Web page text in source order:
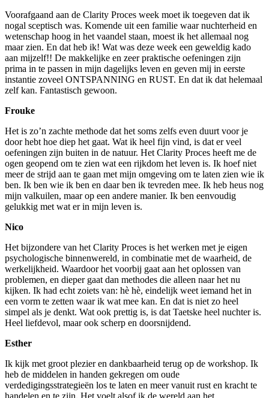
Voorafgaand aan de Clarity Proces week moet ik toegeven dat ik
nogal sceptisch was. Komende uit een familie waar nuchterheid en
wetenschap hoog in het vaandel staan, moest ik het allemaal nog
maar zien. En dat heb ik! Wat was deze week een geweldig kado
aan mijzelf!! De makkelijke en zeer praktische oefeningen zijn
prima in te passen in mijn dagelijks leven en geven mij in eerste
instantie zoveel ONTSPANNING en RUST. En dat ik dat helemaal
zelf kan. Fantastisch gewoon.
Frouke
Het is zo’n zachte methode dat het soms zelfs even duurt voor je
door hebt hoe diep het gaat. Wat ik heel fijn vind, is dat er veel
oefeningen zijn buiten in de natuur. Het Clarity Proces heeft me de
ogen geopend om te zien wat een rijkdom het leven is. Ik hoef niet
meer de strijd aan te gaan met mijn omgeving om te laten zien wie ik
ben. Ik ben wie ik ben en daar ben ik tevreden mee. Ik heb heus nog
mijn valkuilen, maar op een andere manier. Ik ben eenvoudig
gelukkig met wat er in mijn leven is.
Nico
Het bijzondere van het Clarity Proces is het werken met je eigen
psychologische binnenwereld, in combinatie met de waarheid, de
werkelijkheid. Waardoor het voorbij gaat aan het oplossen van
problemen, en dieper gaat dan methodes die alleen naar het nu
kijken. Ik had echt zoiets van: hè hè, eindelijk weet iemand het in
een vorm te zetten waar ik wat mee kan. En dat is niet zo heel
simpel als je denkt. Wat ook prettig is, is dat Taetske heel nuchter is.
Heel liefdevol, maar ook scherp en doorsnijdend.
Esther
Ik kijk met groot plezier en dankbaarheid terug op de workshop. Ik
heb de middelen in handen gekregen om oude
verdedigingsstrategieën los te laten en meer vanuit rust en kracht te